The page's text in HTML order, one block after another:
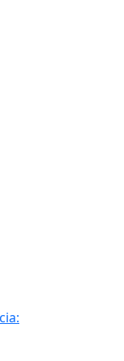
Refugis climàtics